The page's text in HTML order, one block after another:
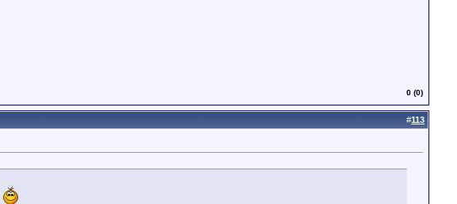
0 (0)
#113